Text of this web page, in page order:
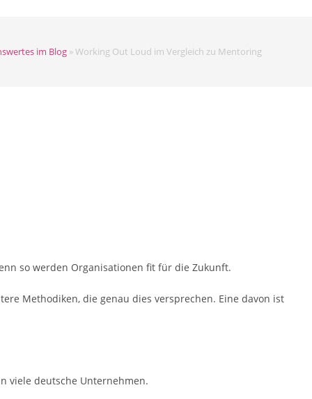
im Blog »Working Out Loud im Vergleich zu Mentoring
so werden Organisationen fit für die Zukunft.
Methodiken, die genau dies versprechen. Eine davon ist
viele deutsche Unternehmen.